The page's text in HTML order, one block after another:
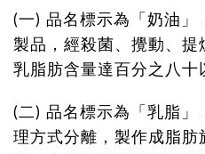
(一) 品名標示為「奶油」
製品，經殺菌、攪動、提
乳脂肪含量達百分之八十
(二) 品名標示為「乳脂」
理方式分離，製作成脂肪